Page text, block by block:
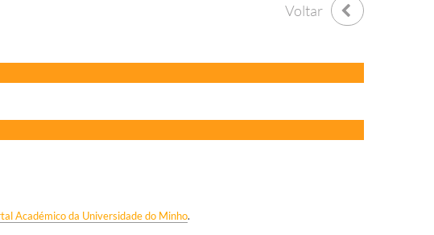
Voltar
Académico da Universidade do Minho.